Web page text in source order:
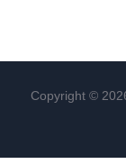
Copyright ©